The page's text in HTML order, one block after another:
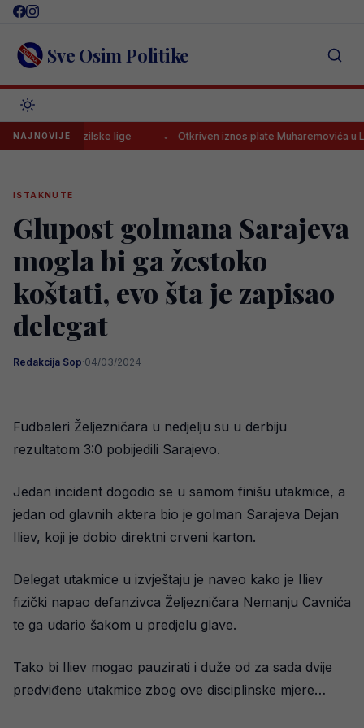
Skip
content Sve Osim Politike
NAJNOVIJE
lige Otkriven iznos plate Muharemovića u Leedsu,
ISTAKNUTE
Glupost golmana Sarajeva
mogla bi ga žestoko
koštati, evo šta je zapisao
delegat
Redakcija Sop·04/03/2024
Fudbaleri Željezničara u nedjelju su u derbiju
rezultatom 3:0 pobijedili Sarajevo.
Jedan incident dogodio se u samom finišu utakmice, a
jedan od glavnih aktera bio je golman Sarajeva Dejan
Iliev, koji je dobio direktni crveni karton.
Delegat utakmice u izvještaju je naveo kako je Iliev
fizički napao defanzivca Željezničara Nemanju Cavnića
te ga udario šakom u predjelu glave.
Tako bi Iliev mogao pauzirati i duže od za sada dvije
predviđene utakmice zbog ove disciplinske mjere…